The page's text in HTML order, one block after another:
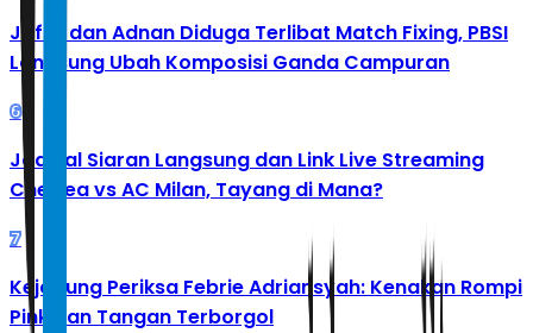
Jafar dan Adnan Diduga Terlibat Match Fixing, PBSI
Langsung Ubah Komposisi Ganda Campuran
6
Jadwal Siaran Langsung dan Link Live Streaming
Chelsea vs AC Milan, Tayang di Mana?
7
Kejagung Periksa Febrie Adriansyah: Kenakan Rompi
Pink dan Tangan Terborgol